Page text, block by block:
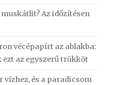
Az időzítésen
vécépapírt az ablakba:
ezt az egyszerű trükköt
vízhez, és a paradicsom